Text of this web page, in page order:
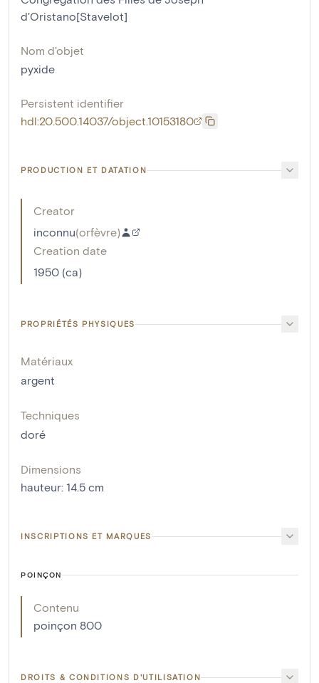
d'Oristano[Stavelot]
Nom d'objet
pyxide
Persistent identifier
hdl:20.500.14037/object.10153180
PRODUCTION ET DATATION
Creator
inconnu(orfèvre)
Creation date
1950 (ca)
PROPRIÉTÉS PHYSIQUES
Matériaux
argent
Techniques
doré
Dimensions
hauteur: 14.5 cm
INSCRIPTIONS ET MARQUES
POINÇON
Contenu
poinçon 800
DROITS & CONDITIONS D'UTILISATION